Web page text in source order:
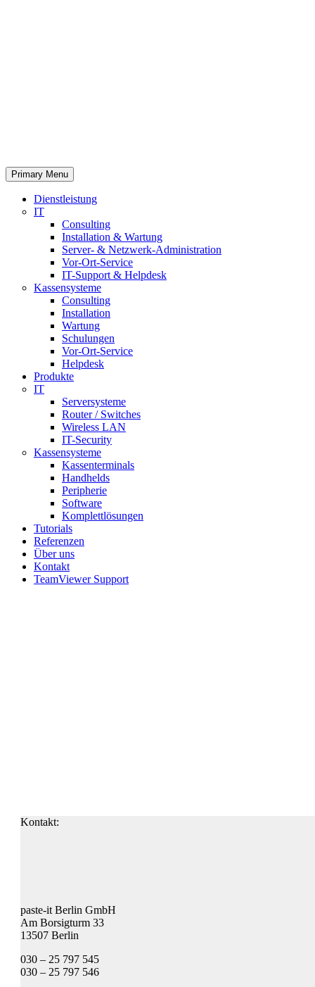
Primary Menu
Dienstleistung
IT
Consulting
Installation & Wartung
Server- & Netzwerk-Administration
Vor-Ort-Service
IT-Support & Helpdesk
Kassensysteme
Consulting
Installation
Wartung
Schulungen
Vor-Ort-Service
Helpdesk
Produkte
IT
Serversysteme
Router / Switches
Wireless LAN
IT-Security
Kassensysteme
Kassenterminals
Handhelds
Peripherie
Software
Komplettlösungen
Tutorials
Referenzen
Über uns
Kontakt
TeamViewer Support
Kontakt:
paste-it Berlin GmbH
Am Borsigturm 33
13507 Berlin
030 – 25 797 545
030 – 25 797 546